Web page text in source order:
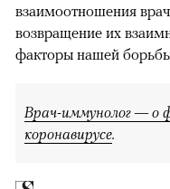
взаимоотношения
возвращение их
факторы нашей
Врач-иммунолог — o
коронавирусе.